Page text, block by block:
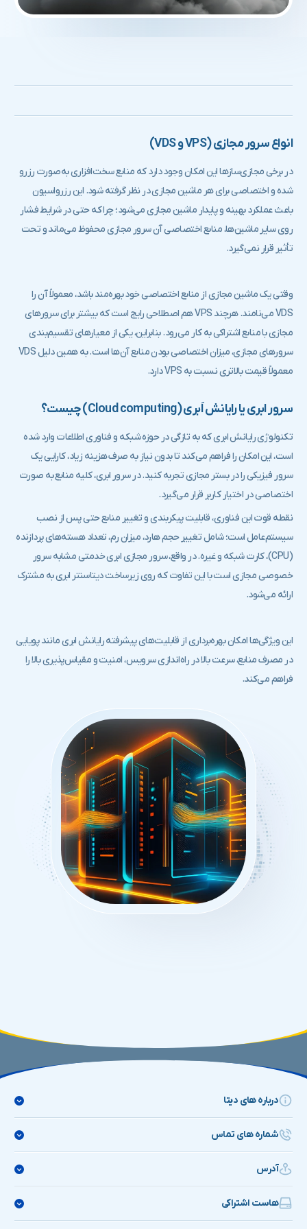
انواع سرور مجازی (VPS و VDS)
در برخی مجازی‌سازها این امکان وجود دارد که منابع سخت‌افزاری به‌صورت رزرو
شده و اختصاصی برای هر ماشین مجازی در نظر گرفته شود. این رزرواسیون
باعث عملکرد بهینه و پایدار ماشین مجازی می‌شود؛ چرا که حتی در شرایط فشار
روی سایر ماشین‌ها، منابع اختصاصی آن سرور مجازی محفوظ می‌ماند و تحت
تأثیر قرار نمی‌گیرد.
وقتی یک ماشین مجازی از منابع اختصاصی خود بهره‌مند باشد، معمولاً آن را
VDS می‌نامند. هرچند VPS هم اصطلاحی رایج است که بیشتر برای سرورهای
مجازی با منابع اشتراکی به کار می‌رود. بنابراین، یکی از معیارهای تقسیم‌بندی
سرورهای مجازی، میزان اختصاصی بودن منابع آن‌ها است. به همین دلیل VDS
معمولاً قیمت بالاتری نسبت به VPS دارد.
سرور ابری یا رایانش اَبری (Cloud computing) چیست؟
تکنولوژی رایانش ابری که به تازگی در حوزه شبکه و فناوری اطلاعات وارد شده
است، این امکان را فراهم می‌کند تا بدون نیاز به صرف هزینه زیاد، کارایی یک
سرور فیزیکی را در بستر مجازی تجربه کنید. در سرور ابری، کلیه منابع به صورت
اختصاصی در اختیار کاربر قرار می‌گیرد.
نقطه قوت این فناوری، قابلیت پیکربندی و تغییر منابع حتی پس از نصب
سیستم‌عامل است؛ شامل تغییر حجم هارد، میزان رم، تعداد هسته‌های پردازنده
(CPU)، کارت شبکه و غیره. در واقع، سرور مجازی ابری خدمتی مشابه سرور
خصوصی مجازی است با این تفاوت که روی زیرساخت دیتاسنتر ابری به مشترک
ارائه می‌شود.
این ویژگی‌ها امکان بهره‌برداری از قابلیت‌های پیشرفته رایانش ابری مانند پویایی
در مصرف منابع، سرعت بالا در راه‌اندازی سرویس، امنیت و مقیاس‌پذیری بالا را
فراهم می‌کند.
هاست اشتراکی
درباره های دیتا
HiData
آدرس
شماره های تماس